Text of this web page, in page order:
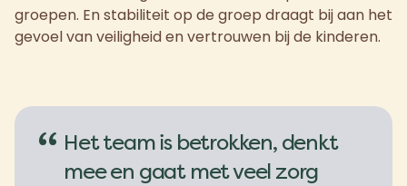
groepen. En stabiliteit op de groep draagt bij aan het
gevoel van veiligheid en vertrouwen bij de kinderen.
“ Het team is betrokken, denkt
mee en gaat met veel zorg